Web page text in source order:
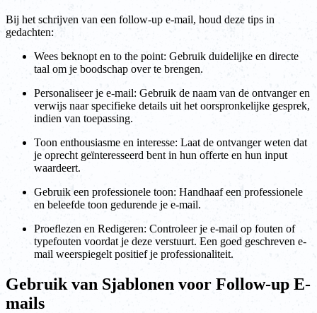
Bij het schrijven van een follow-up e-mail, houd deze tips in
gedachten:
Wees beknopt en to the point: Gebruik duidelijke en directe
taal om je boodschap over te brengen.
Personaliseer je e-mail: Gebruik de naam van de ontvanger en
verwijs naar specifieke details uit het oorspronkelijke gesprek,
indien van toepassing.
Toon enthousiasme en interesse: Laat de ontvanger weten dat
je oprecht geïnteresseerd bent in hun offerte en hun input
waardeert.
Gebruik een professionele toon: Handhaaf een professionele
en beleefde toon gedurende je e-mail.
Proeflezen en Redigeren: Controleer je e-mail op fouten of
typefouten voordat je deze verstuurt. Een goed geschreven e-
mail weerspiegelt positief je professionaliteit.
Gebruik van Sjablonen voor Follow-up E-
mails